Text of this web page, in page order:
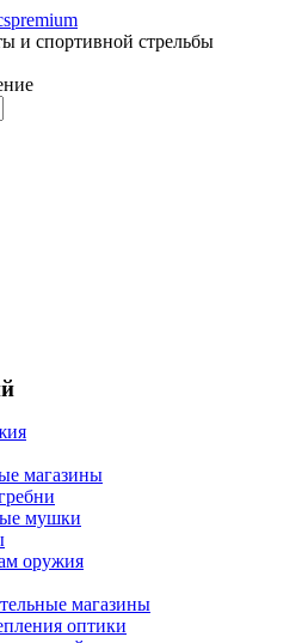
и спортивной стрельбы
магазины
мушки
оружия
магазины
оптики